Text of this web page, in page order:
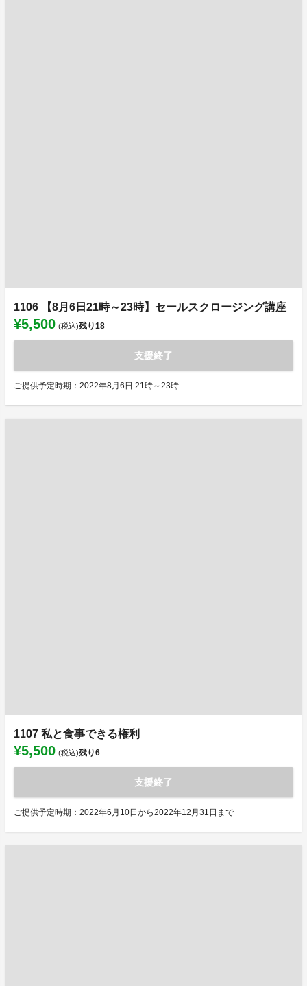
1106 【8月6日21時～23時】セールスクロージング講座
¥5,500 (税込)残り18
支援終了
ご提供予定時期：2022年8月6日 21時～23時
1107 私と食事できる権利
¥5,500 (税込)残り6
支援終了
ご提供予定時期：2022年6月10日から2022年12月31日まで